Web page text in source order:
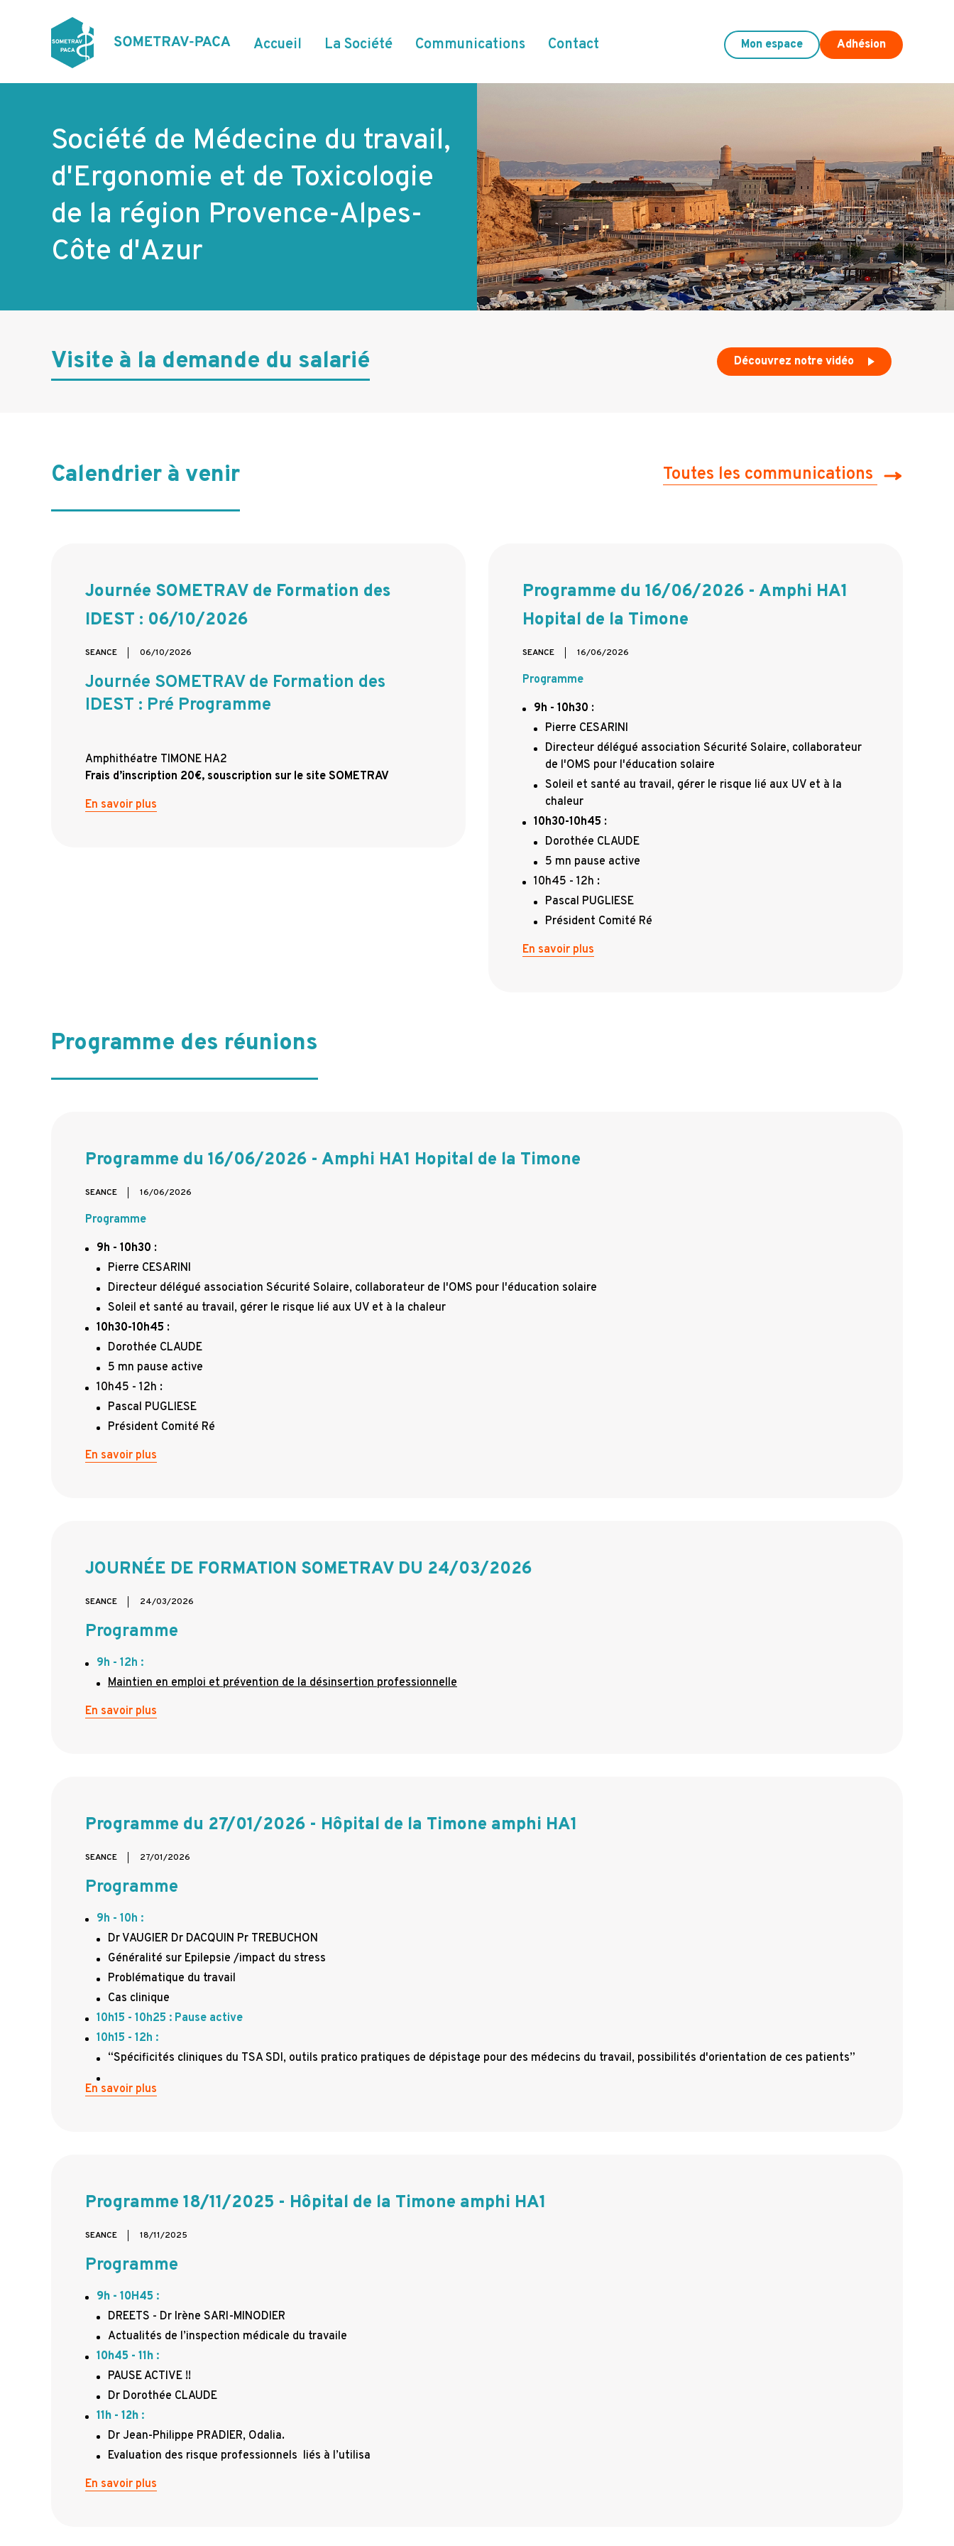
v
g
t
i
o
i
c
i
e
Accueil La Société Communications Contact Mon espace Adhésion
Société de Médecine du travail,
d'Ergonomie et de Toxicologie
de la région Provence-Alpes-
Côte d'Azur
Visite à la demande du salarié Découvrez notre vidéo
Calendrier à venir Toutes les communications
Journée SOMETRAV de Formation des
IDEST : 06/10/2026
SEANCE 06/10/2026
Journée SOMETRAV de Formation des
IDEST : Pré Programme
Amphithéatre TIMONE HA2
Frais d’inscription 20€, souscription sur le site SOMETRAV
En savoir plus
Programme du 16/06/2026 - Amphi HA1
Hopital de la Timone
SEANCE 16/06/2026
Programme
9h - 10h30 :
Pierre CESARINI
Directeur délégué association Sécurité Solaire, collaborateur
de l'OMS pour l'éducation solaire
Soleil et santé au travail, gérer le risque lié aux UV et à la
chaleur
10h30-10h45 :
Dorothée CLAUDE
5 mn pause active
10h45 - 12h :
Pascal PUGLIESE
Président Comité Ré
En savoir plus
Programme des réunions
Programme du 16/06/2026 - Amphi HA1 Hopital de la Timone
SEANCE 16/06/2026
Programme
9h - 10h30 :
Pierre CESARINI
Directeur délégué association Sécurité Solaire, collaborateur de l'OMS pour l'éducation solaire
Soleil et santé au travail, gérer le risque lié aux UV et à la chaleur
10h30-10h45 :
Dorothée CLAUDE
5 mn pause active
10h45 - 12h :
Pascal PUGLIESE
Président Comité Ré
En savoir plus
JOURNÉE DE FORMATION SOMETRAV DU 24/03/2026
SEANCE 24/03/2026
Programme
9h - 12h :
Maintien en emploi et prévention de la désinsertion professionnelle
En savoir plus
Programme du 27/01/2026 - Hôpital de la Timone amphi HA1
SEANCE 27/01/2026
Programme
9h - 10h :
Dr VAUGIER Dr DACQUIN Pr TREBUCHON
Généralité sur Epilepsie /impact du stress
Problématique du travail
Cas clinique
10h15 - 10h25 : Pause active
10h15 - 12h :
“Spécificités cliniques du TSA SDI, outils pratico pratiques de dépistage pour des médecins du travail, possibilités d'orientation de ces patients”
En savoir plus
Programme 18/11/2025 - Hôpital de la Timone amphi HA1
SEANCE 18/11/2025
Programme
9h - 10H45 :
DREETS - Dr Irène SARI-MINODIER
Actualités de l’inspection médicale du travaile
10h45 - 11h :
PAUSE ACTIVE !!
Dr Dorothée CLAUDE
11h - 12h :
Dr Jean-Philippe PRADIER, Odalia.
Evaluation des risque professionnels liés à l’utilisa
En savoir plus